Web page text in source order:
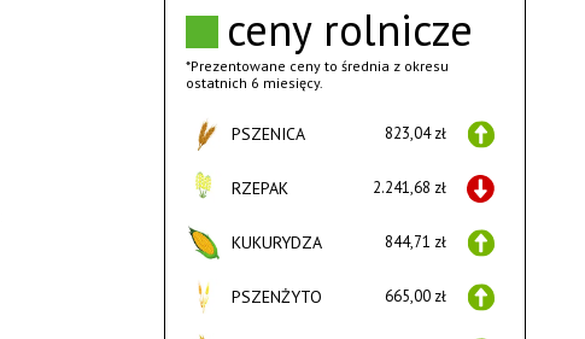
ceny rolnicze
*Prezentowane ceny to średnia z okresu
ostatnich 6 miesięcy.
PSZENICA 823,04 zł
RZEPAK 2.241,68 zł
KUKURYDZA 844,71 zł
PSZENŻYTO 665,00 zł